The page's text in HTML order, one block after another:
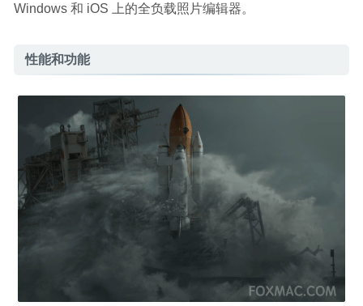
Windows 和 iOS 上的全负载照片编辑器。
性能和功能